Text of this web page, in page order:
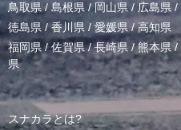
鳥取県/ 島根県 /岡山県/ 広島県 /
徳島県 /香川県 / 愛媛県/高知県
福岡県/佐賀県/長崎県 /熊本県/
県
スナカラとは?